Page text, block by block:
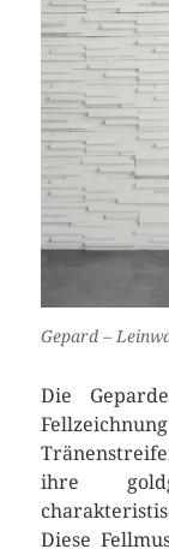
Gepard –
Die
ihre
Diese